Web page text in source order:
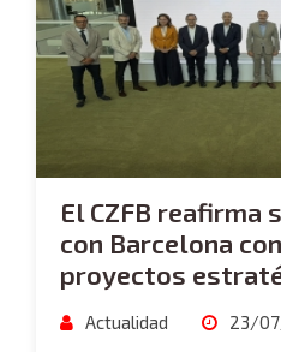
El CZFB reafirma
con Barcelona
proyectos
Actualidad 23/